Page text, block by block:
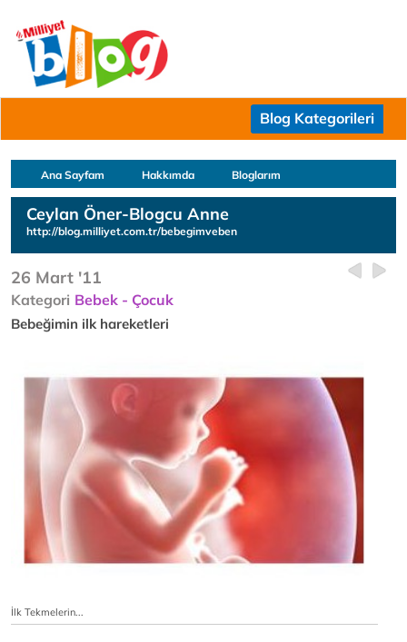
Blog Kategorileri
Ana Sayfam Hakkımda Bloglarım
Ceylan Öner-Blogcu Anne
http://blog.milliyet.com.tr/bebegimveben
26 Mart '11
Kategori Bebek - Çocuk
Bebeğimin ilk hareketleri
İlk Tekmelerin...